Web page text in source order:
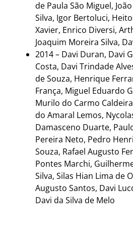
de Paula São Miguel,
Silva, Igor Bertoluci,
Xavier, Enrico Diversi,
Joaquim Moreira Silva,
2014 – Davi Duran, Davi
Costa, Davi Trindade
de Souza, Henrique
França, Miguel Eduardo
Murilo do Carmo
do Amaral Lemos,
Damasceno Duarte,
Pereira Neto, Pedro
Souza, Rafael Augusto
Pontes Marchi,
Silva, Silas Hian Lima de
Augusto Santos, Davi
Davi da Silva de Melo